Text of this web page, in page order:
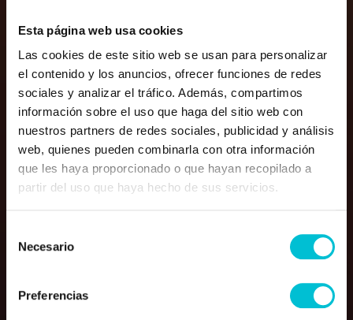
Esta página web usa cookies
Las cookies de este sitio web se usan para personalizar
el contenido y los anuncios, ofrecer funciones de redes
sociales y analizar el tráfico. Además, compartimos
información sobre el uso que haga del sitio web con
nuestros partners de redes sociales, publicidad y análisis
web, quienes pueden combinarla con otra información
que les haya proporcionado o que hayan recopilado a
partir del uso que haya hecho de sus servicios.
Necesario
Preferencias